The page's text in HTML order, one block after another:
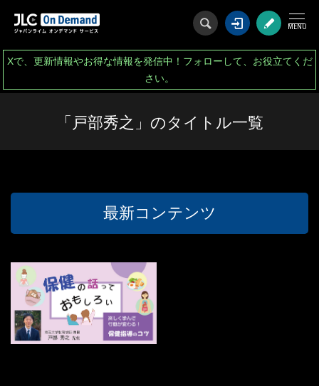
ログイン会
Xで、更新情報やお得な情報を発信中！フォローして、お役立てくだ
さい。
「戸部秀之」のタイトル一覧
最新コンテンツ